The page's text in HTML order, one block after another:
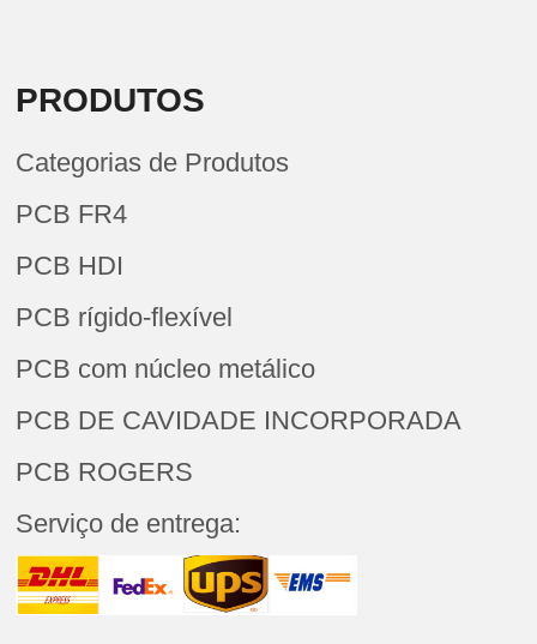
PRODUTOS
Categorias de Produtos
PCB FR4
PCB HDI
PCB rígido-flexível
PCB com núcleo metálico
PCB DE CAVIDADE INCORPORADA
PCB ROGERS
Serviço de entrega: